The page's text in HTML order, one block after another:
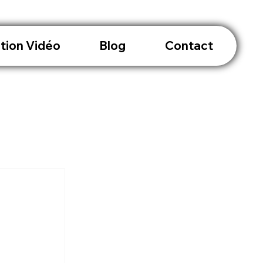
Vidéo Blog Contact